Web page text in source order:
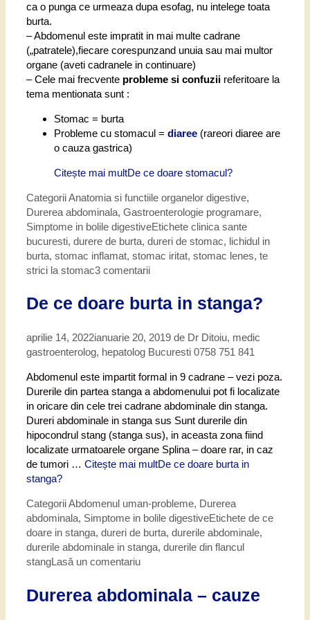
ca o punga ce urmeaza dupa esofag, nu intelege toata
burta.
– Abdomenul este impratit in mai multe cadrane
(„patratele),fiecare corespunzand unuia sau mai multor
organe (aveti cadranele in continuare)
– Cele mai frecvente probleme si confuzii referitoare la
tema mentionata sunt :
Stomac = burta
Probleme cu stomacul = diaree (rareori diaree are
o cauza gastrica)
Citește mai multDe ce doare stomacul?
CategoriiAnatomia si functiile organelor digestive,
Durerea abdominala, Gastroenterologie programare,
Simptome in bolile digestiveEtichete clinica sante
bucuresti, durere de burta, dureri de stomac, lichidul in
burta, stomac inflamat, stomac iritat, stomac lenes, te
strici la stomac3 comentarii
De ce doare burta in stanga?
aprilie 14, 2022ianuarie 20, 2019 de Dr Ditoiu, medic
gastroenterolog, hepatolog Bucuresti 0758 751 841
Abdomenul este impartit formal in 9 cadrane – vezi poza.
Durerile din partea stanga a abdomenului pot fi localizate
in oricare din cele trei cadrane abdominale din stanga.
Dureri abdominale in stanga sus Sunt durerile din
hipocondrul stang (stanga sus), in aceasta zona fiind
localizate urmatoarele organe Splina – doare rar, in caz
de tumori … Citește mai multDe ce doare burta in
stanga?
CategoriiAbdomenul uman-probleme, Durerea
abdominala, Simptome in bolile digestiveEtichete de ce
doare in stanga, dureri de burta, durerile abdominale,
durerile abdominale in stanga, durerile din flancul
stangLasă un comentariu
Durerea abdominala – cauze